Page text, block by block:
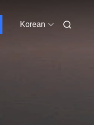
Korean